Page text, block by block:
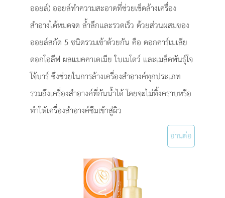
ออยล์) ออยล์ทำความสะอาดที่ช่วยเช็ดล้างเครื่อง
สำอางได้หมดจด ล้ำลึกและรวดเร็ว ด้วยส่วนผสมของ
ออยล์สกัด 5 ชนิดรวมเข้าด้วยกัน คือ ดอกคาร์เมเลีย
ดอกโอลีฟ ผลแมคคาเดเมีย ใบเมโดว์ และเมล็ดพันธุ์โจ
โจ้บาร์ ซึ่งช่วยในการล้างเครื่องสำอางค์ทุกประเภท
รวมถึงเครื่องสำอางค์ที่กันน้ำได้ โดยจะไม่ทิ้งคราบหรือ
ทำให้เครื่องสำอางค์ซึมเข้าสู่ผิว
อ่านต่อ